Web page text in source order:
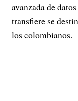
avanzada de
transfiere se
los colombianos.